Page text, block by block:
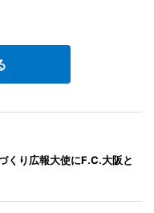
くり広報大使にF.C.大阪と